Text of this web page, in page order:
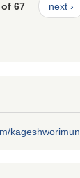
67 next ›
kageshworimun